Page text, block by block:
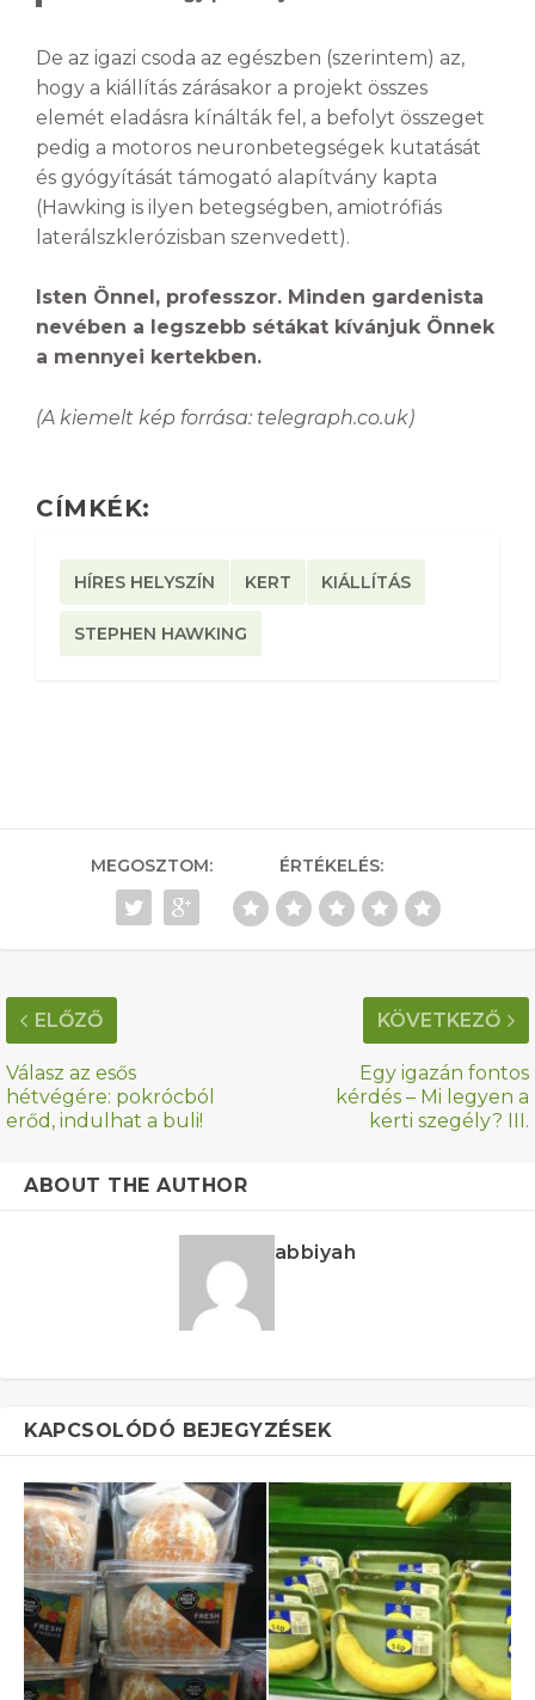
De az igazi csoda az egészben (szerintem) az,
hogy a kiállítás zárásakor a projekt összes
elemét eladásra kínálták fel, a befolyt összeget
pedig a motoros neuronbetegségek kutatását
és gyógyítását támogató alapítvány kapta
(Hawking is ilyen betegségben, amiotrófiás
laterálszklerózisban szenvedett).
Isten Önnel, professzor. Minden gardenista
nevében a legszebb sétákat kívánjuk Önnek
a mennyei kertekben.
(A kiemelt kép forrása: telegraph.co.uk)
CÍMKÉK:
HÍRES HELYSZÍN KERT KIÁLLÍTÁS
STEPHEN HAWKING
MEGOSZTOM: ÉRTÉKELÉS:
ELŐZŐ
Válasz az esős
hétvégére: pokrócból
erőd, indulhat a buli!
KÖVETKEZŐ
Egy igazán fontos
kérdés – Mi legyen a
kerti szegély? III.
ABOUT THE AUTHOR
abbiyah
KAPCSOLÓDÓ BEJEGYZÉSEK